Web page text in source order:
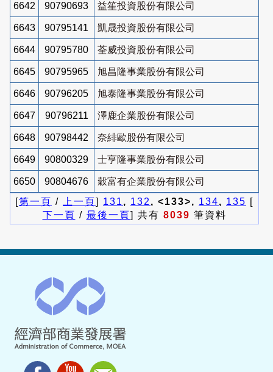
6642 90790693 益笙投資股份有限公司
6643 90795141 凱晟投資股份有限公司
6644 90795780 荃威投資股份有限公司
6645 90795965 旭昌隆事業股份有限公司
6646 90796205 旭泰隆事業股份有限公司
6647 90796211 澤鹿企業股份有限公司
6648 90798442 奈緋歐股份有限公司
6649 90800329 士亨隆事業股份有限公司
6650 90804676
穀富有企業股份有限公司
[第一頁 / 上一頁] 131 , 132 , <133>, 134, 135 [
下一頁 / 最後一頁] 共有 8039 筆資料